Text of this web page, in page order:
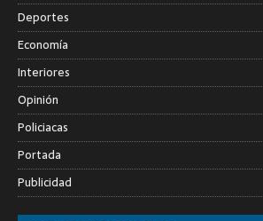
Deportes
Economía
Interiores
Opinión
Policiacas
Portada
Publicidad